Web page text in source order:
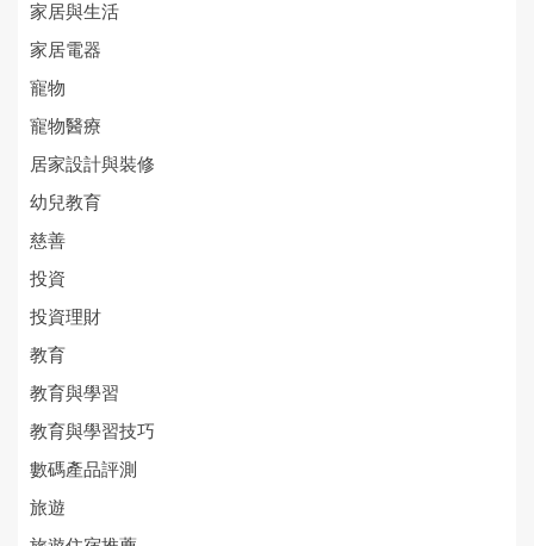
家居與生活
家居電器
寵物
寵物醫療
居家設計與裝修
幼兒教育
慈善
投資
投資理財
教育
教育與學習
教育與學習技巧
數碼產品評測
旅遊